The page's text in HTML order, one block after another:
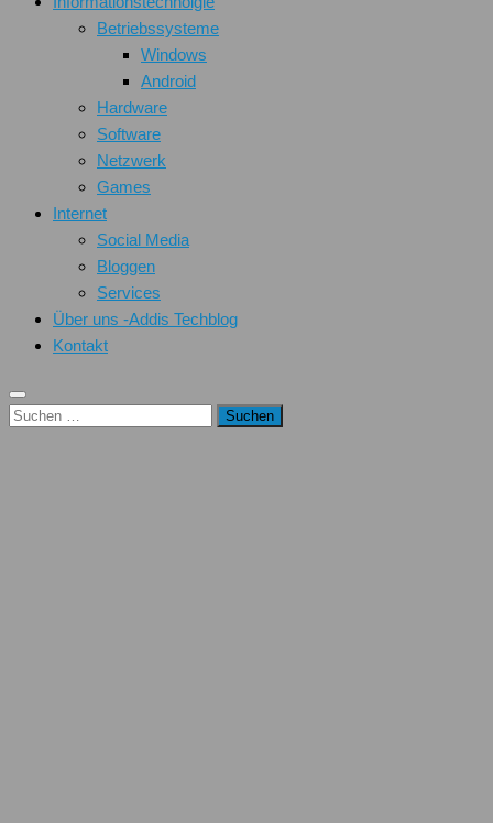
Betriebssysteme
Windows
Android
Hardware
Software
Netzwerk
Games
Internet
Social Media
Bloggen
Services
Über uns -Addis Techblog
Kontakt
Suchen